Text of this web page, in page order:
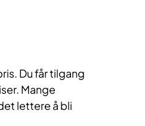
Du får tilgang
Mange
lettere å bli